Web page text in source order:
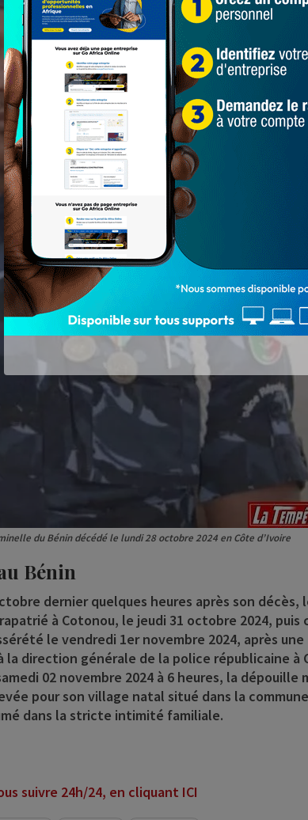
du Bénin décédé le lundi 28 octobre 2024 en Côte d’Ivoire
Bénin
dernier quelques heures après son décès,
à Cotonou, le jeudi 31 octobre 2024, puis
le vendredi 1er novembre 2024, après une
la direction générale de la police républicaine à
02 novembre 2024 à 6 heures, la dépouille
pour son village natal situé dans la
dans la stricte intimité familiale.
suivre 24h/24, en cliquant ICI